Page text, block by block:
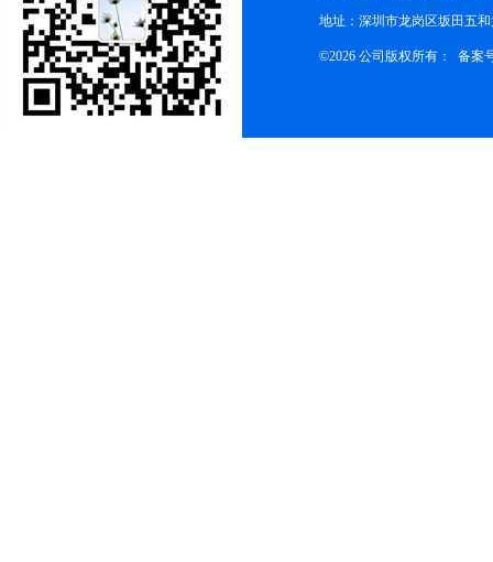
地址：深圳市龙岗区坂田五
©2026 公司版权所有： 备案